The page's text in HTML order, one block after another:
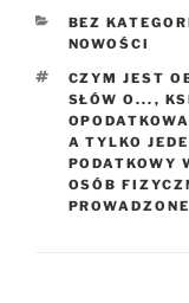
KATEGORIE
BEZ
NOWOŚCI
TAGI
CZYM JEST
SŁÓW O... ,
A TYLKO
PODATKOWY
OSÓB